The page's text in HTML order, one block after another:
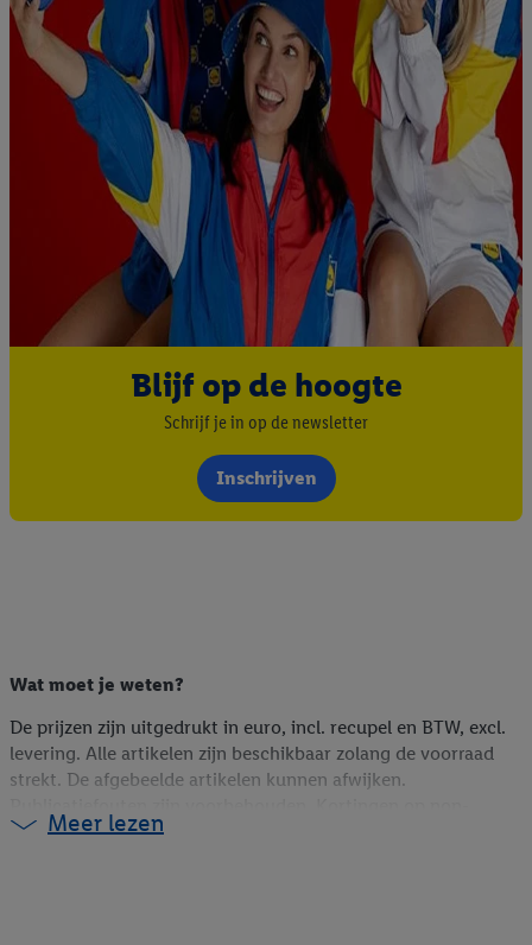
Blijf op de hoogte
Schrijf je in op de newsletter
Inschrijven
Wat moet je weten?
De prijzen zijn uitgedrukt in euro, incl. recupel en BTW, excl.
levering. Alle artikelen zijn beschikbaar zolang de voorraad
strekt. De afgebeelde artikelen kunnen afwijken.
foodartikelen zijn berekend op de webshopprijs (indien online
Meer lezen